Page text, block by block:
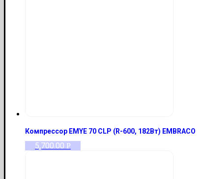
Компрессор EMYE 70 CLP (R-600, 182Вт) EMBRACO
5,700.00 Р